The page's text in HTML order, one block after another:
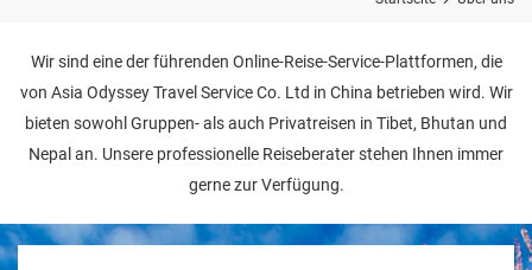
Wir sind eine der führenden Online-Reise-Service-Plattformen, die
von Asia Odyssey Travel Service Co. Ltd in China betrieben wird. Wir
bieten sowohl Gruppen- als auch Privatreisen in Tibet, Bhutan und
Nepal an. Unsere professionelle Reiseberater stehen Ihnen immer
gerne zur Verfügung.